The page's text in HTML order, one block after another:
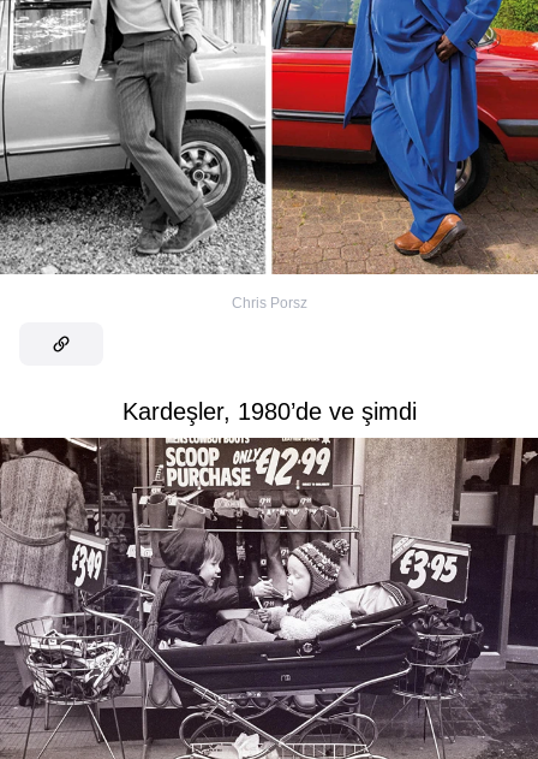
Chris Porsz
Kardeşler, 1980’de ve şimdi